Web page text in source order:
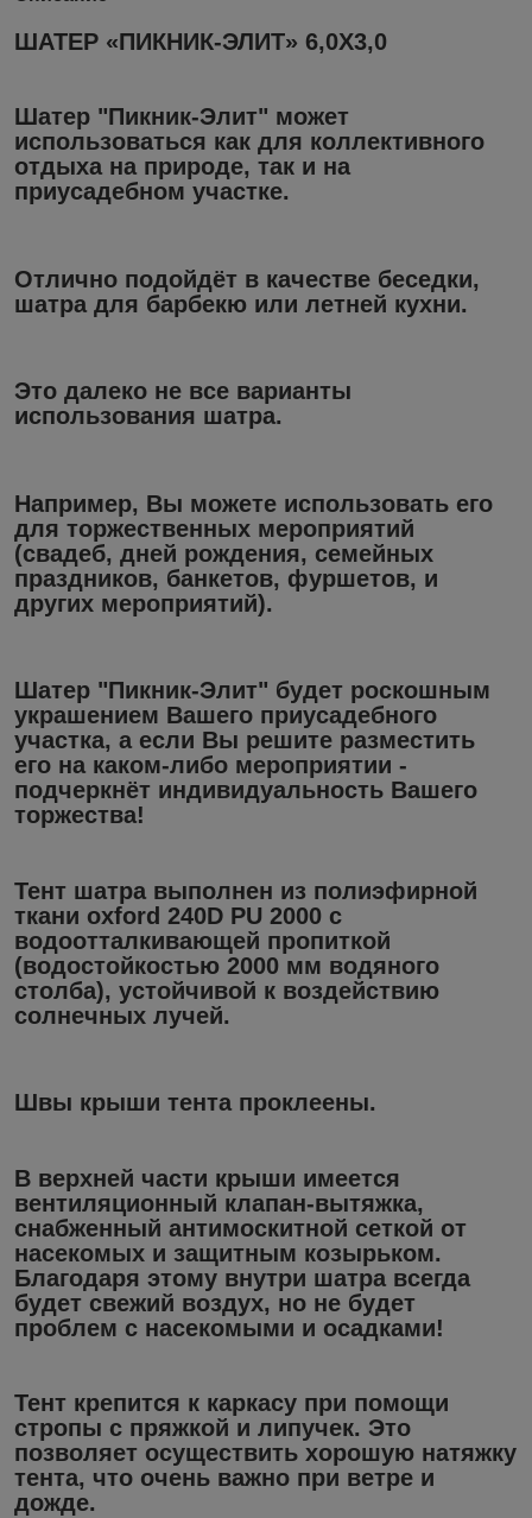
ШАТЕР «ПИКНИК-ЭЛИТ» 6,0Х3,0
Шатер "Пикник-Элит" может
использоваться как для коллективного
отдыха на природе, так и на
приусадебном участке.
Отлично подойдёт в качестве беседки,
шатра для барбекю или летней кухни.
Это далеко не все варианты
использования шатра.
Например, Вы можете использовать его
для торжественных мероприятий
(свадеб, дней рождения, семейных
праздников, банкетов, фуршетов, и
других мероприятий).
Шатер "Пикник-Элит" будет роскошным
украшением Вашего приусадебного
участка, а если Вы решите разместить
его на каком-либо мероприятии -
подчеркнёт индивидуальность Вашего
торжества!
Тент шатра выполнен из полиэфирной
ткани oxford 240D PU 2000 с
водоотталкивающей пропиткой
(водостойкостью 2000 мм водяного
столба), устойчивой к воздействию
солнечных лучей.
Швы крыши тента проклеены.
В верхней части крыши имеется
вентиляционный клапан-вытяжка,
снабженный антимоскитной сеткой от
насекомых и защитным козырьком.
Благодаря этому внутри шатра всегда
будет свежий воздух, но не будет
проблем с насекомыми и осадками!
Тент крепится к каркасу при помощи
стропы с пряжкой и липучек. Это
позволяет осуществить хорошую натяжку
тента, что очень важно при ветре и
дожде.